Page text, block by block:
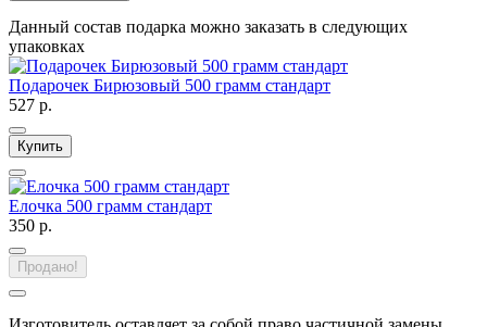
Данный состав подарка можно заказать в следующих
упаковках
Подарочек Бирюзовый 500 грамм стандарт
527 р.
Купить
Елочка 500 грамм стандарт
350 р.
Продано!